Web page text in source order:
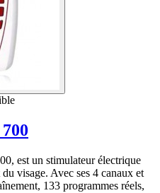
est un stimulateur électrique
visage. Avec ses 4 canaux et
133 programmes réels,